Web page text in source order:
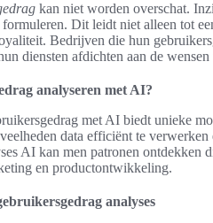
kan niet worden overschat.
Dit leidt niet alleen tot
Bedrijven die hun
diensten afdichten aan de
analyseren met AI?
met AI biedt unieke
data efficiënt te
AI kan men patronen
en productontwikkeling.
analyses